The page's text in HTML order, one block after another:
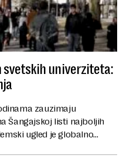
svetskih univerziteta:
zauzimaju
Šangajskoj listi najboljih
ugled je globalno